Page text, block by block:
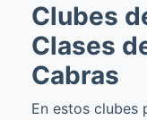
Clubes
Clases
Cabras
En estos clubes